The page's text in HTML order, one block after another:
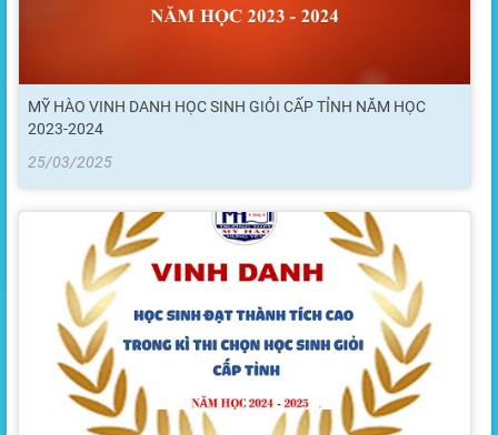
MỸ HÀO VINH DANH HỌC SINH GIỎI CẤP TỈNH NĂM HỌC
2023-2024
25/03/2025